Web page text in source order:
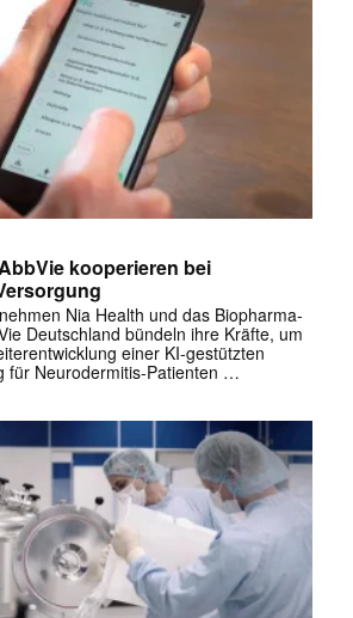
kooperieren bei
Nia Health und das Biopharma-
Deutschland bündeln ihre Kräfte, um
einer KI-gestützten
für Neurodermitis-Patienten …